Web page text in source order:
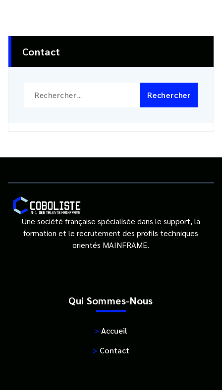
Contact
Une société française spécialisée dans le support, la
formation et le recrutement des profils techniques
orientés MAINFRAME.
Qui Sommes-Nous
> Accueil
> Contact